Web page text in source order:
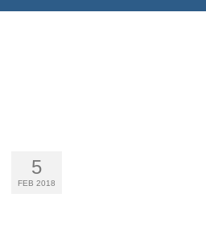
5
FEB 2018